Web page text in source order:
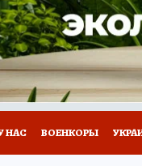
НОВОЕ НА
НАС ВОЕНКОРЫ